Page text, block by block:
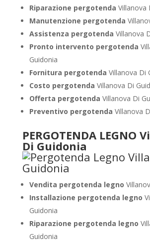
Riparazione pergotenda Villanova
Manutenzione pergotenda
Assistenza pergotenda Villanova
Pronto intervento pergotenda
Guidonia
Fornitura pergotenda Villanova Di
Costo pergotenda Villanova Di
Offerta pergotenda Villanova Di
Preventivo pergotenda Villanova
PERGOTENDA LEGNO
Di Guidonia
Vendita pergotenda legno
Installazione pergotenda legno
Guidonia
Riparazione pergotenda legno
Guidonia